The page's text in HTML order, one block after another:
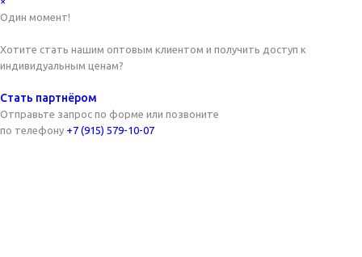
Один момент!
Хотите стать нашим оптовым клиентом и получить доступ к
индивидуальным ценам?
Стать партнёром
Отправьте запрос по форме или позвоните
по телефону +7 (915) 579-10-07